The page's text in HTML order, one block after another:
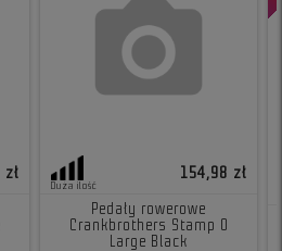
zł
Duża ilość
154,98 zł
Pedały rowerowe
Crankbrothers Stamp 0
Large Black